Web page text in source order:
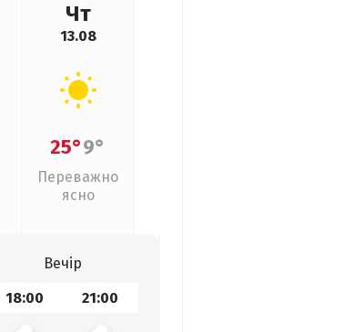
Чт
13.08
25°9°
Переважно
ясно
Вечір
18:00 21:00